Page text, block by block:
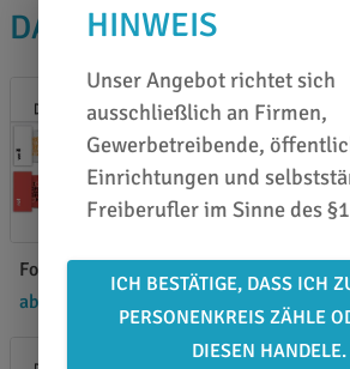
DAS PASST DAZU
Fototransfer-Tasse rot
ab 88,80 €
ab
HINWEIS
Unser Angebot richtet sich
ausschließlich an Firmen,
Gewerbetreibende,
Einrichtungen und
Freiberufler im Sinne des
ICH BESTÄTIGE, DASS ICH
PERSONENKREIS ZÄHLE
DIESEN HANDELE.